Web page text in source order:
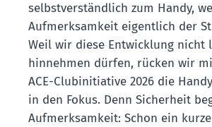
selbstverständlich zum Handy,
Aufmerksamkeit eigentlich der
Weil wir diese Entwicklung nicht
hinnehmen dürfen, rücken wir
ACE-Clubinitiative 2026 die
in den Fokus. Denn Sicherheit
Aufmerksamkeit: Schon ein